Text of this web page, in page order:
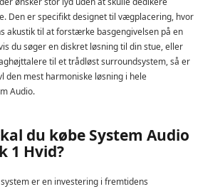
Den er specifikt designet til vægplacering, hvor
akustik til at forstærke basgengivelsen på en
du søger en diskret løsning til din stue, eller
til et trådløst surroundsystem, så er
den mest harmoniske løsning i hele
Audio.
du købe System Audio
1 Hvid?
er en investering i fremtidens